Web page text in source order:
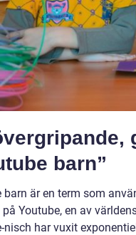
barn”
barn är en term som
Youtube, en av
nisch har vuxit